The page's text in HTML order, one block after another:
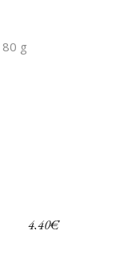
4,40€